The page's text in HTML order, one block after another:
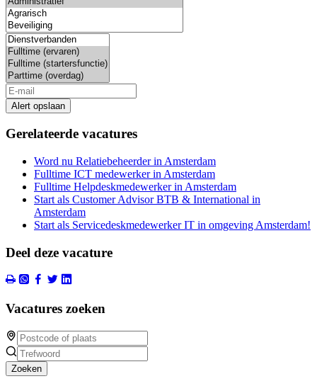
Alert opslaan
Gerelateerde vacatures
Word nu Relatiebeheerder in Amsterdam
Fulltime ICT medewerker in Amsterdam
Fulltime Helpdeskmedewerker in Amsterdam
Start als Customer Advisor BTB & International in
Amsterdam
Start als Servicedeskmedewerker IT in omgeving Amsterdam!
Deel deze vacature
Vacatures zoeken
Zoeken